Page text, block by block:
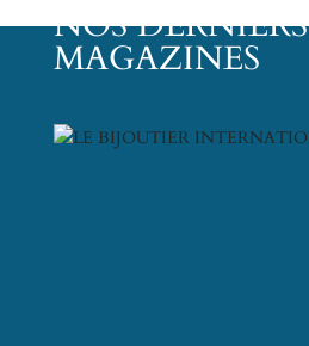
NOS DERNIERS
MAGAZINES